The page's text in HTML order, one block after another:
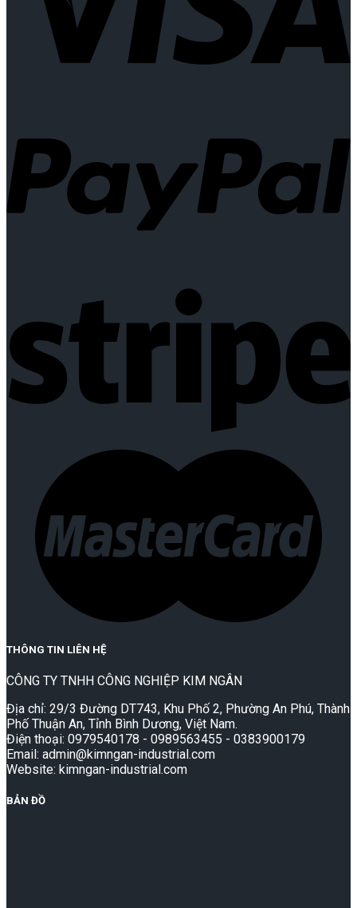
THÔNG TIN LIÊN HỆ
CÔNG TY TNHH CÔNG NGHIỆP KIM NGÂN
Địa chỉ: 29/3 Đường DT743, Khu Phố 2, Phường An Phú, Thành
Phố Thuận An, Tỉnh Bình Dương, Việt Nam.
Điện thoại: 0979540178 - 0989563455 - 0383900179
Email: admin@kimngan-industrial.com
Website: kimngan-industrial.com
BẢN ĐỒ